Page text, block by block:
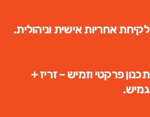
לקיחת אחריות אישית וניהולית.
תכנון פרקטי וזמיש – זריז +
גמיש.